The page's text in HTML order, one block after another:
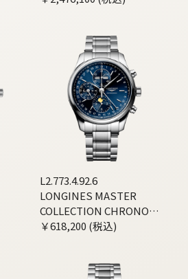
L2.773.4.92.6
LONGINES MASTER
COLLECTION CHRONO
MOONPHASE
￥618,200 (税込)